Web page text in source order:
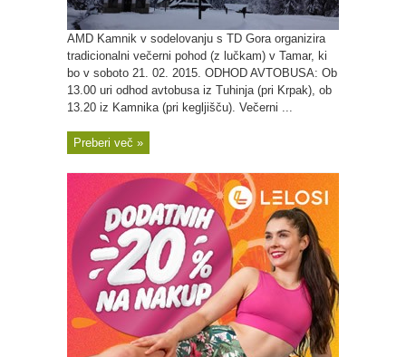
AMD Kamnik v sodelovanju s TD Gora organizira
tradicionalni večerni pohod (z lučkam) v Tamar, ki
bo v soboto 21. 02. 2015. ODHOD AVTOBUSA: Ob
13.00 uri odhod avtobusa iz Tuhinja (pri Krpak), ob
13.20 iz Kamnika (pri kegljišču). Večerni ...
Preberi več »